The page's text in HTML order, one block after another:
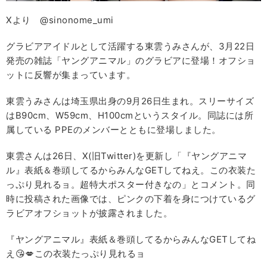
Xより @sinonome_umi
グラビアアイドルとして活躍する東雲うみさんが、3月22日
発売の雑誌「ヤングアニマル」のグラビアに登場！オフショ
ットに反響が集まっています。
東雲うみさんは埼玉県出身の9月26日生まれ。スリーサイズ
はB90cm、W59cm、H100cmというスタイル。同誌には所
属している PPEのメンバーとともに登場しました。
東雲さんは26日、X(旧Twitter)を更新し「『ヤングアニマ
ル』表紙＆巻頭してるからみんなGETしてねえ。この衣装た
っぷり見れるョ。超特大ポスター付きなの」とコメント。同
時に投稿された画像では、ピンクの下着を身につけているグ
ラビアオフショットが披露されました。
『ヤングアニマル』表紙＆巻頭してるからみんなGETしてね
え😘💋この衣装たっぷり見れるョ